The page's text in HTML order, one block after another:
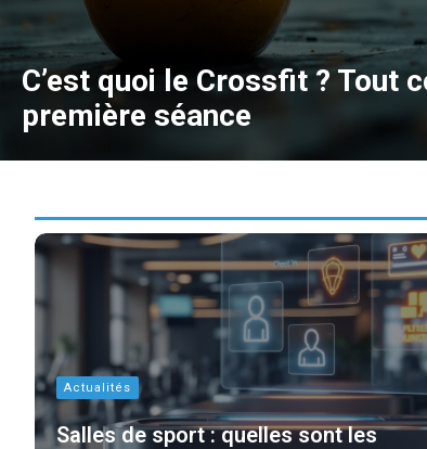
C’est quoi le Crossfit ? Tout
première séance
Actualités
Salles de sport : quelles sont les